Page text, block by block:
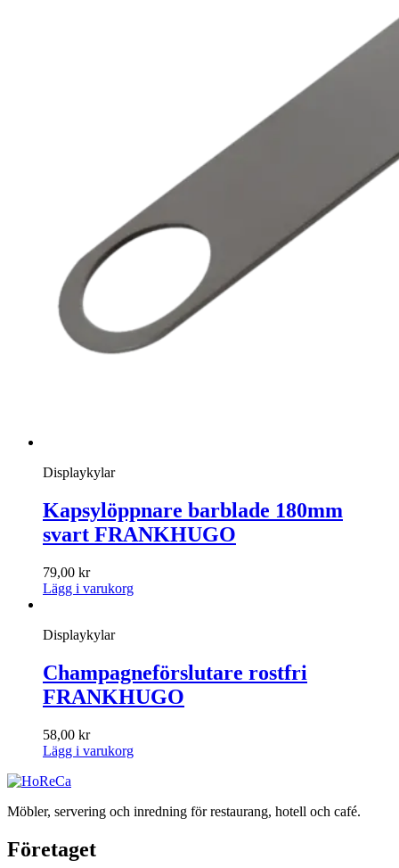
Displaykylar
Kapsylöppnare barblade 180mm
svart FRANKHUGO
79,00 kr
Lägg i varukorg
Displaykylar
Champagneförslutare rostfri
FRANKHUGO
58,00 kr
Lägg i varukorg
Möbler, servering och inredning för restaurang, hotell och café.
Företaget